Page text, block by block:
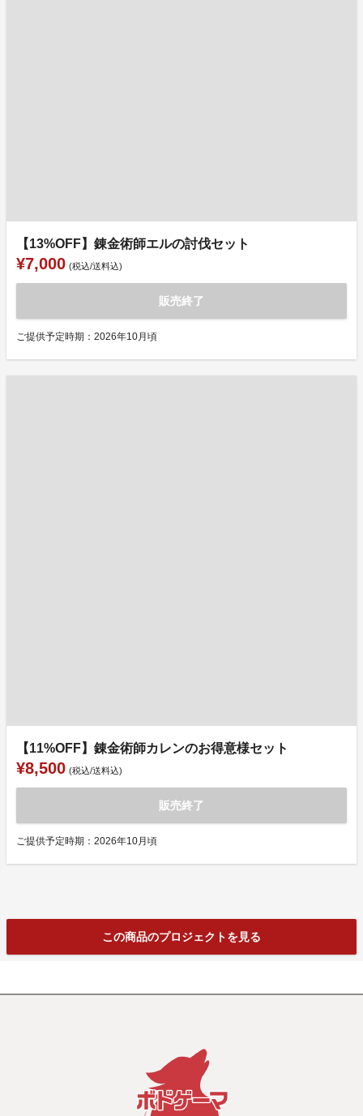
【13%OFF】錬金術師エルの討伐セット
¥7,000 (税込/送料込)
販売終了
ご提供予定時期：2026年10月頃
【11%OFF】錬金術師カレンのお得意様セット
¥8,500 (税込/送料込)
販売終了
ご提供予定時期：2026年10月頃
この商品のプロジェクトを見る